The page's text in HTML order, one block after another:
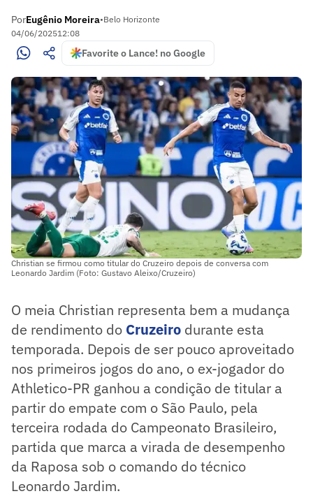
PorEugênio Moreira•Belo Horizonte
04/06/202512:08
Favorite o Lance! no Google
Christian se firmou como titular do Cruzeiro depois de conversa com
Leonardo Jardim (Foto: Gustavo Aleixo/Cruzeiro)
O meia Christian representa bem a mudança
de rendimento do Cruzeiro durante esta
temporada. Depois de ser pouco aproveitado
nos primeiros jogos do ano, o ex-jogador do
Athletico-PR ganhou a condição de titular a
partir do empate com o São Paulo, pela
terceira rodada do Campeonato Brasileiro,
partida que marca a virada de desempenho
da Raposa sob o comando do técnico
Leonardo Jardim.